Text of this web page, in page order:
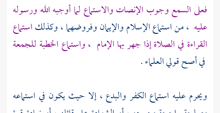
فعلى السمع وجوب الإنصات والاستماع لما أوجبه الله ورسوله
عليه ، من استماع الإسلام والإيمان وفروضهما ، وكذلكاستماع
القراءة في الصلاة إذا جهر بها الإمام ،واستماع الخطبة للجمعة
في أصح قولي العلماء .
ويحرم عليه استماع الكفر والبدع ، إلا حيث يكون في استماعه